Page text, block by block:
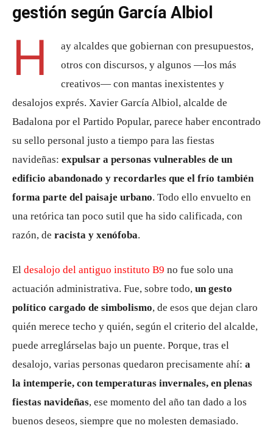
gestión según García Albiol
H
ay alcaldes que gobiernan con presupuestos,
otros con discursos, y algunos —los más
creativos— con mantas inexistentes y
desalojos exprés. Xavier García Albiol, alcalde de
Badalona por el Partido Popular, parece haber encontrado
su sello personal justo a tiempo para las fiestas
navideñas: expulsar a personas vulnerables de un
edificio abandonado y recordarles que el frío también
forma parte del paisaje urbano. Todo ello envuelto en
una retórica tan poco sutil que ha sido calificada, con
razón, de racista y xenófoba.
El desalojo del antiguo instituto B9 no fue solo una
actuación administrativa. Fue, sobre todo, un gesto
político cargado de simbolismo, de esos que dejan claro
quién merece techo y quién, según el criterio del alcalde,
puede arreglárselas bajo un puente. Porque, tras el
desalojo, varias personas quedaron precisamente ahí: a
la intemperie, con temperaturas invernales, en plenas
fiestas navideñas, ese momento del año tan dado a los
buenos deseos, siempre que no molesten demasiado.